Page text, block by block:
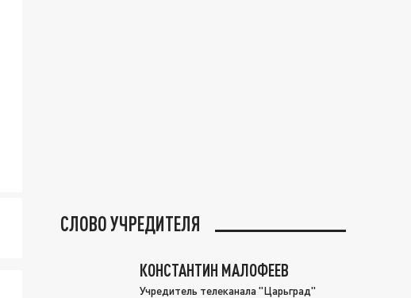
СЛОВО УЧРЕДИТЕЛЯ
КОНСТАНТИН МАЛОФЕЕВ
Учредитель телеканала "Царьград"